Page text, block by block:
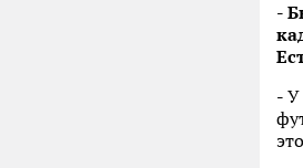
-
- У